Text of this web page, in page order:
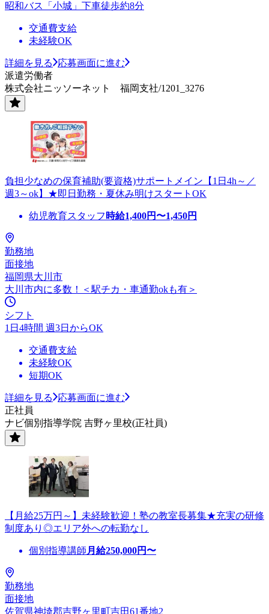
昭和バス「小城」下車徒歩約8分
交通費支給
未経験OK
詳細を見る
応募画面に進む
派遣労働者
株式会社ニッソーネット 福岡支社/1201_3276
負担少なめの保育補助(要資格)サポートメイン【1日4h～／
週3～ok】★即日勤務・夏休み明けスタートOK
幼児教育スタッフ 時給1,400円〜1,450円
勤務地
面接地
福岡県大川市
大川市内に多数！＜駅チカ・車通勤okも有＞
シフト
1日4時間 週3日からOK
交通費支給
未経験OK
短期OK
詳細を見る
応募画面に進む
正社員
ナビ個別指導学院 吉野ヶ里校(正社員)
【月給25万円～】未経験歓迎！塾の教室長募集★充実の研修
制度あり◎エリア外への転勤なし
個別指導講師 月給250,000円〜
勤務地
面接地
佐賀県神埼郡吉野ヶ里町吉田61番地2